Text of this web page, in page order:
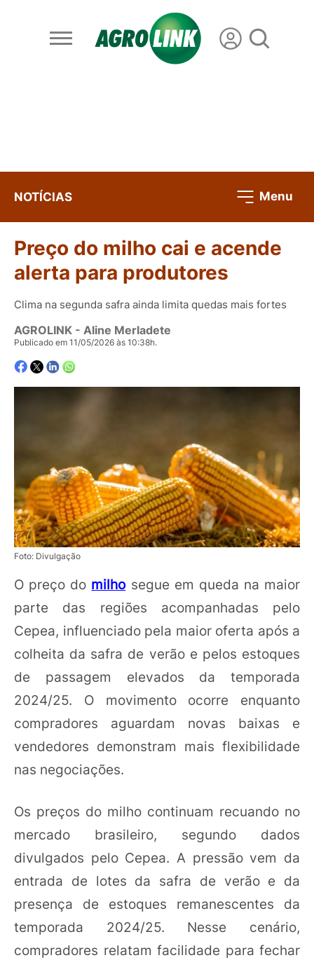
NOTÍCIAS Menu
Preço do milho cai e acende
alerta para produtores
Clima na segunda safra ainda limita quedas mais fortes
AGROLINK - Aline Merladete
Publicado em 11/05/2026 às 10:38h.
Foto: Divulgação
O preço do milhosegue em queda na maior
parte das regiões acompanhadas pelo
Cepea, influenciado pela maior oferta após a
colheita da safra de verão e pelos estoques
de passagem elevados da temporada
2024/25. O movimento ocorre enquanto
compradores aguardam novas baixas e
vendedores demonstram mais flexibilidade
nas negociações.
Os preços do milho continuam recuando no
mercado brasileiro, segundo dados
divulgados pelo Cepea. A pressão vem da
entrada de lotes da safra de verão e da
presença de estoques remanescentes da
temporada 2024/25. Nesse cenário,
compradores relatam facilidade para fechar